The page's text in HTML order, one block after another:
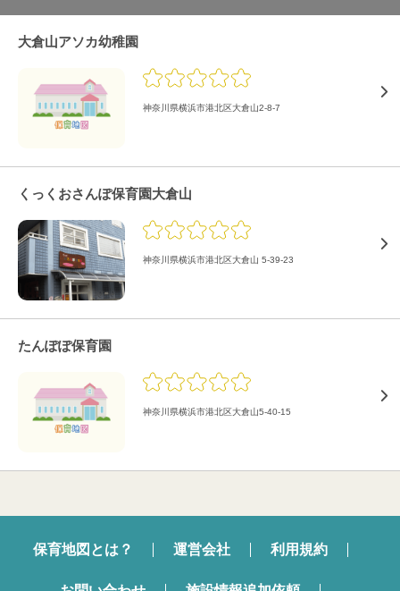
大倉山アソカ幼稚園
神奈川県横浜市港北区大倉山2-8-7
くっくおさんぽ保育園大倉山
神奈川県横浜市港北区大倉山 5-39-23
たんぽぽ保育園
神奈川県横浜市港北区大倉山5-40-15
保育地図とは？ 運営会社 利用規約